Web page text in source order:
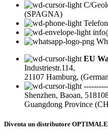
C/
(SPAGNA)
EU
Industriestr.114,
21107 Hamburg,
Shenzhen, Baoan,
Guangdong Province
Diventa un distributore